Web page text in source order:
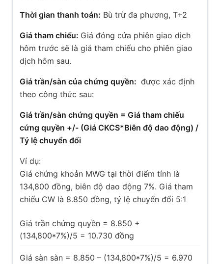
Thời gian thanh toán: Bù trừ đa phương, T+2
Giá tham chiếu: Giá đóng cửa phiên giao dịch
hôm trước sẽ là giá tham chiếu cho phiên giao
dịch hôm sau.
Giá trần/sàn của chứng quyền: được xác định
theo công thức sau:
Giá trần/sàn chứng quyền = Giá tham chiếu
cứng quyền +/- (Giá CKCS*Biên độ dao động) /
Tỷ lệ chuyển đổi
Ví dụ:
Giá chứng khoản MWG tại thời điểm tính là
134,800 đồng, biên độ dao động 7%. Giá tham
chiếu CW là 8.850 đồng, tỷ lệ chuyển đổi 5:1
Giá trần chứng quyền = 8.850 +
(134,800*7%)/5 = 10.730 đồng
Giá sàn sàn = 8.850 – (134,800*7%)/5 = 6.970